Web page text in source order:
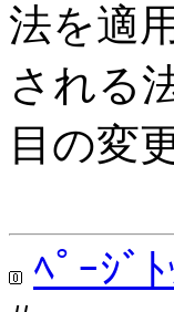
法を適
される
目の変
ﾍﾟｰｼﾞ